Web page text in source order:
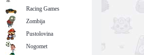
Racing Games
Zombija
Pustolovina
Nogomet